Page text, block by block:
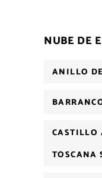
NUBE DE
ANILLO
CASTILLO
TOSCANA